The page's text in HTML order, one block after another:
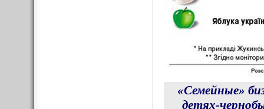
«Семейные»
детях-